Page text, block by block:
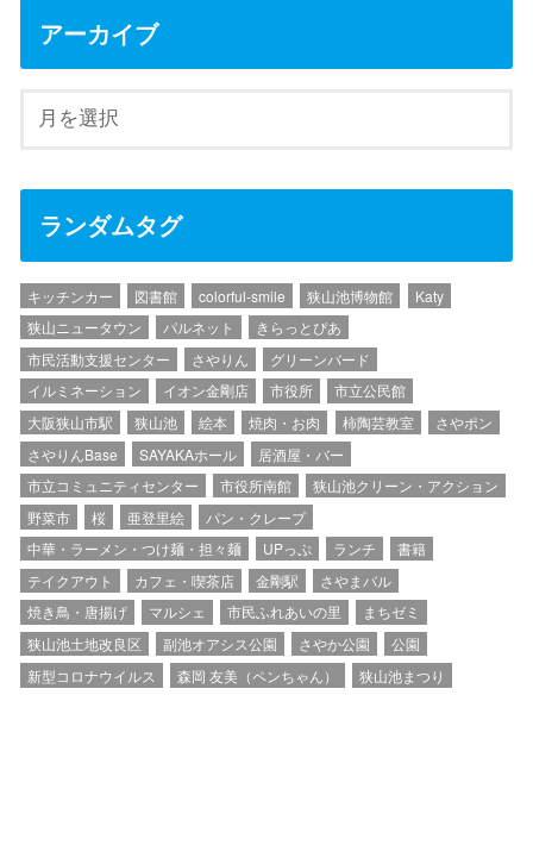
アーカイブ
ランダムタグ
キッチンカー 図書館 colorful-smile 狭山池博物館
Katy
狭山ニュータウン
パルネット
きらっとぴあ
市民活動支援センター
さやりん
グリーンバード
イルミネーション
イオン金剛店 市役所
市立公民館
大阪狭山市駅
狭山池 絵本 焼肉・お肉 柿陶芸教室
さやポン
さやりんBase
SAYAKAホール
居酒屋・バー
市立コミュニティセンター
市役所南館
狭山池クリーン・アクション
野菜市
桜 亜登里絵
パン・クレープ
中華・ラーメン・つけ麺・担々麺
UPっぷ ランチ
書籍
テイクアウト
カフェ・喫茶店 金剛駅
さやまバル
焼き鳥・唐揚げ
マルシェ 市民ふれあいの里
まちゼミ
狭山池土地改良区
副池オアシス公園 さやか公園
公園
新型コロナウイルス
森岡 友美（ペンちゃん） 狭山池まつり